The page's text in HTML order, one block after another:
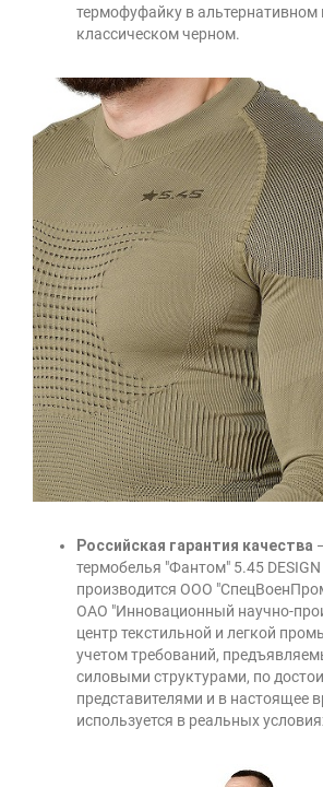
термофуфайку в альтернативном
классическом черном.
Российская гарантия качества
термобелья "Фантом" 5.45
производится ООО
ОАО "Инновационный научно-
центр текстильной и легкой
учетом требований,
силовыми структурами, по
представителями и в настоящее
используется в реальных